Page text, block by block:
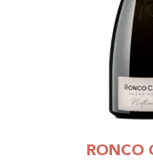
RONCO